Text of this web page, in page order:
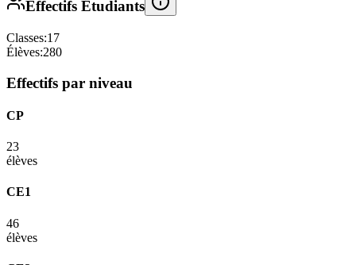
Effectifs Étudiants
Classes:17
Élèves:280
Effectifs par niveau
CP
23
élèves
CE1
46
élèves